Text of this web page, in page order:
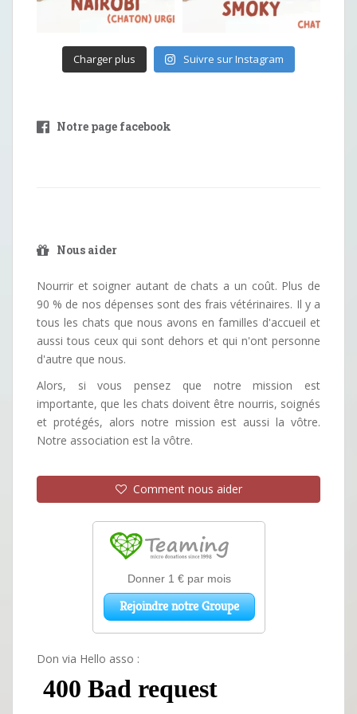
Charger plus Suivre sur Instagram
Notre page facebook
Nous aider
Nourrir et soigner autant de chats a un coût. Plus de
90 % de nos dépenses sont des frais vétérinaires. Il y a
tous les chats que nous avons en familles d'accueil et
aussi tous ceux qui sont dehors et qui n'ont personne
d'autre que nous.
Alors, si vous pensez que notre mission est
importante, que les chats doivent être nourris, soignés
et protégés, alors notre mission est aussi la vôtre.
Notre association est la vôtre.
Comment nous aider
Don via Hello asso :